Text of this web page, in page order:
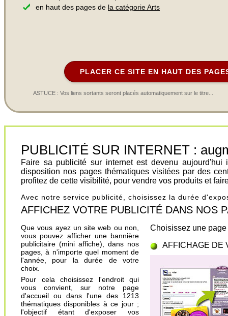
en haut des pages de la catégorie Arts
PLACER CE SITE EN HAUT DES
ASTUCE : Vos liens sortants seront placés automatiquement sur le titre...
PUBLICITÉ SUR INTERNET :
Faire sa publicité sur internet est devenu
disposition nos pages thématiques visitées par des
profitez de cette visibilité, pour vendre vos produits et
Avec notre service publicité, choisissez la durée
AFFICHEZ VOTRE PUBLICITÉ DANS NOS
Que vous ayez un site web ou non,
vous pouvez afficher une bannière
publicitaire (mini affiche), dans nos
pages, à n'importe quel moment de
l'année, pour la durée de votre
choix.
Pour cela choisissez l'endroit qui
vous convient, sur notre page
d'accueil ou dans l'une des 1213
thématiques disponibles à ce jour ;
l'objectif étant d'exposer vos
Choisissez une
AFFICHAGE DE